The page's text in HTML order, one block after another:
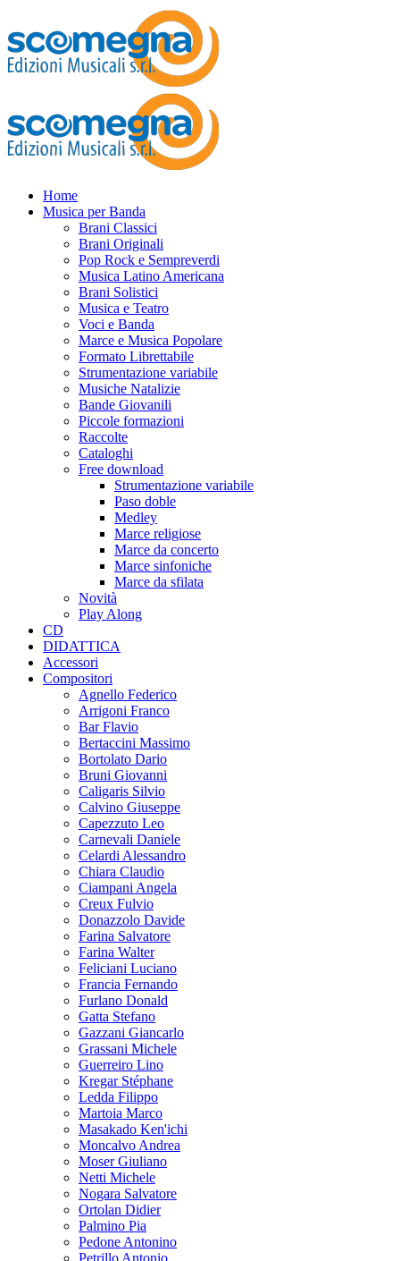
Home
Musica per Banda
Brani Classici
Brani Originali
Pop Rock e Sempreverdi
Musica Latino Americana
Brani Solistici
Musica e Teatro
Voci e Banda
Marce e Musica Popolare
Formato Librettabile
Strumentazione variabile
Musiche Natalizie
Bande Giovanili
Piccole formazioni
Raccolte
Cataloghi
Free download
Strumentazione variabile
Paso doble
Medley
Marce religiose
Marce da concerto
Marce sinfoniche
Marce da sfilata
Novità
Play Along
CD
DIDATTICA
Accessori
Compositori
Agnello Federico
Arrigoni Franco
Bar Flavio
Bertaccini Massimo
Bortolato Dario
Bruni Giovanni
Caligaris Silvio
Calvino Giuseppe
Capezzuto Leo
Carnevali Daniele
Celardi Alessandro
Chiara Claudio
Ciampani Angela
Creux Fulvio
Donazzolo Davide
Farina Salvatore
Farina Walter
Feliciani Luciano
Francia Fernando
Furlano Donald
Gatta Stefano
Gazzani Giancarlo
Grassani Michele
Guerreiro Lino
Kregar Stéphane
Ledda Filippo
Martoia Marco
Masakado Ken'ichi
Moncalvo Andrea
Moser Giuliano
Netti Michele
Nogara Salvatore
Ortolan Didier
Palmino Pia
Pedone Antonino
Petrillo Antonio